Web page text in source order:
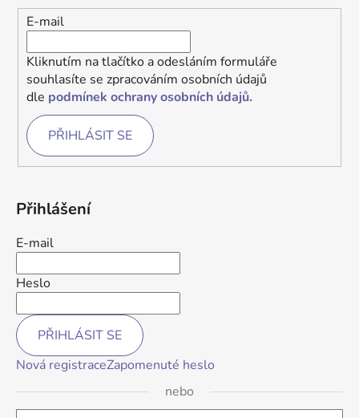
E-mail
Kliknutím na tlačítko a odesláním formuláře
souhlasíte se zpracováním osobních údajů
dle podmínek ochrany osobních údajů.
PŘIHLÁSIT SE
Přihlášení
E-mail
Heslo
PŘIHLÁSIT SE
Nová registraceZapomenuté heslo
nebo